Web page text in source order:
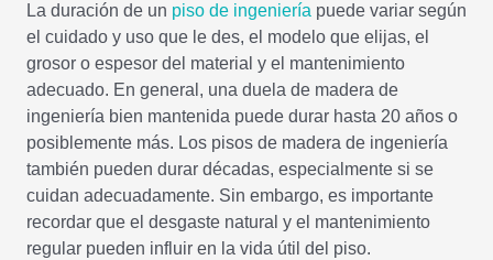
La duración de un piso de ingeniería puede variar según
el cuidado y uso que le des, el modelo que elijas, el
grosor o espesor del material y el mantenimiento
adecuado. En general, una duela de madera de
ingeniería bien mantenida puede durar hasta 20 años o
posiblemente más. Los pisos de madera de ingeniería
también pueden durar décadas, especialmente si se
cuidan adecuadamente. Sin embargo, es importante
recordar que el desgaste natural y el mantenimiento
regular pueden influir en la vida útil del piso.